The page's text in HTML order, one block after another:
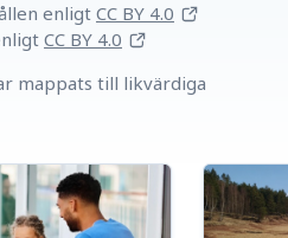
enligt CC BY 4.0
CC BY 4.0
mappats till likvärdiga